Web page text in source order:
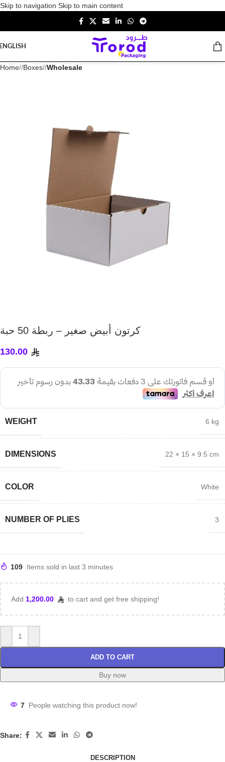
Skip to navigation Skip to main content
Home/ Boxes/ Wholesale
كرتون أبيض صغير – ربطة 50 حبة
130.00
WEIGHT 6 kg
DIMENSIONS 22 × 15 × 9.5 cm
COLOR White
NUMBER OF PLIES 3
109 Items sold in last 3 minutes
Add 1,200.00 to cart and get free shipping!
ADD TO CART
Buy now
7 People watching this product now!
Share:
DESCRIPTION